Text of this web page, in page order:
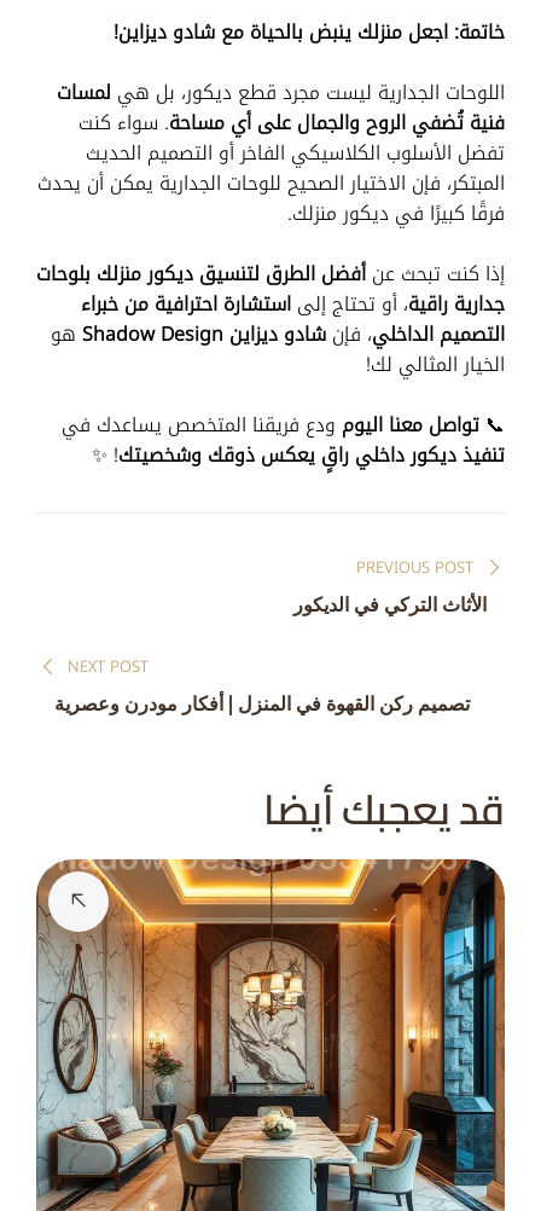
خاتمة: اجعل منزلك ينبض بالحياة مع شادو ديزاين!
اللوحات الجدارية ليست مجرد قطع ديكور، بل هي لمسات
فنية تُضفي الروح والجمال على أي مساحة. سواء كنت
تفضل الأسلوب الكلاسيكي الفاخر أو التصميم الحديث
المبتكر، فإن الاختيار الصحيح للوحات الجدارية يمكن أن يحدث
فرقًا كبيرًا في ديكور منزلك.
إذا كنت تبحث عنأفضل الطرق لتنسيق ديكور منزلك بلوحات
جدارية راقية، أو تحتاج إلىاستشارة احترافية من خبراء
التصميم الداخلي، فإنشادو ديزاين Shadow Design
هو
الخيار المثالي لك!
📞 تواصل معنا اليوم ودع فريقنا المتخصص يساعدك في
تنفيذ ديكور داخلي راقٍ يعكس ذوقك وشخصيتك! ✨
المقالات
PREVIOUS POST
الأثاث التركي في الديكور
NEXT POST
تصميم ركن القهوة في المنزل | أفكار مودرن وعصرية
قد يعجبك أيضا